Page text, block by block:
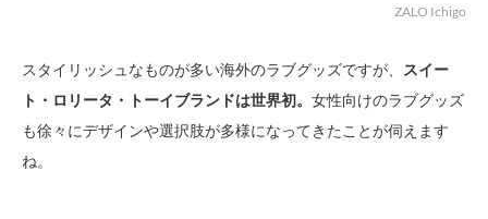
ZALO Ichigo
スタイリッシュなものが多い海外のラブグッズですが、
スイー
ト・ロリータ・トーイブランドは世界初。 女性向けのラブグッズ
も徐々にデザインや選択肢が多様になってきたことが伺えます
ね。